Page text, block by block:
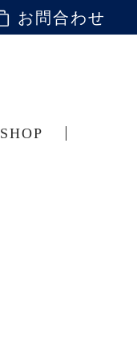
お問合わせ